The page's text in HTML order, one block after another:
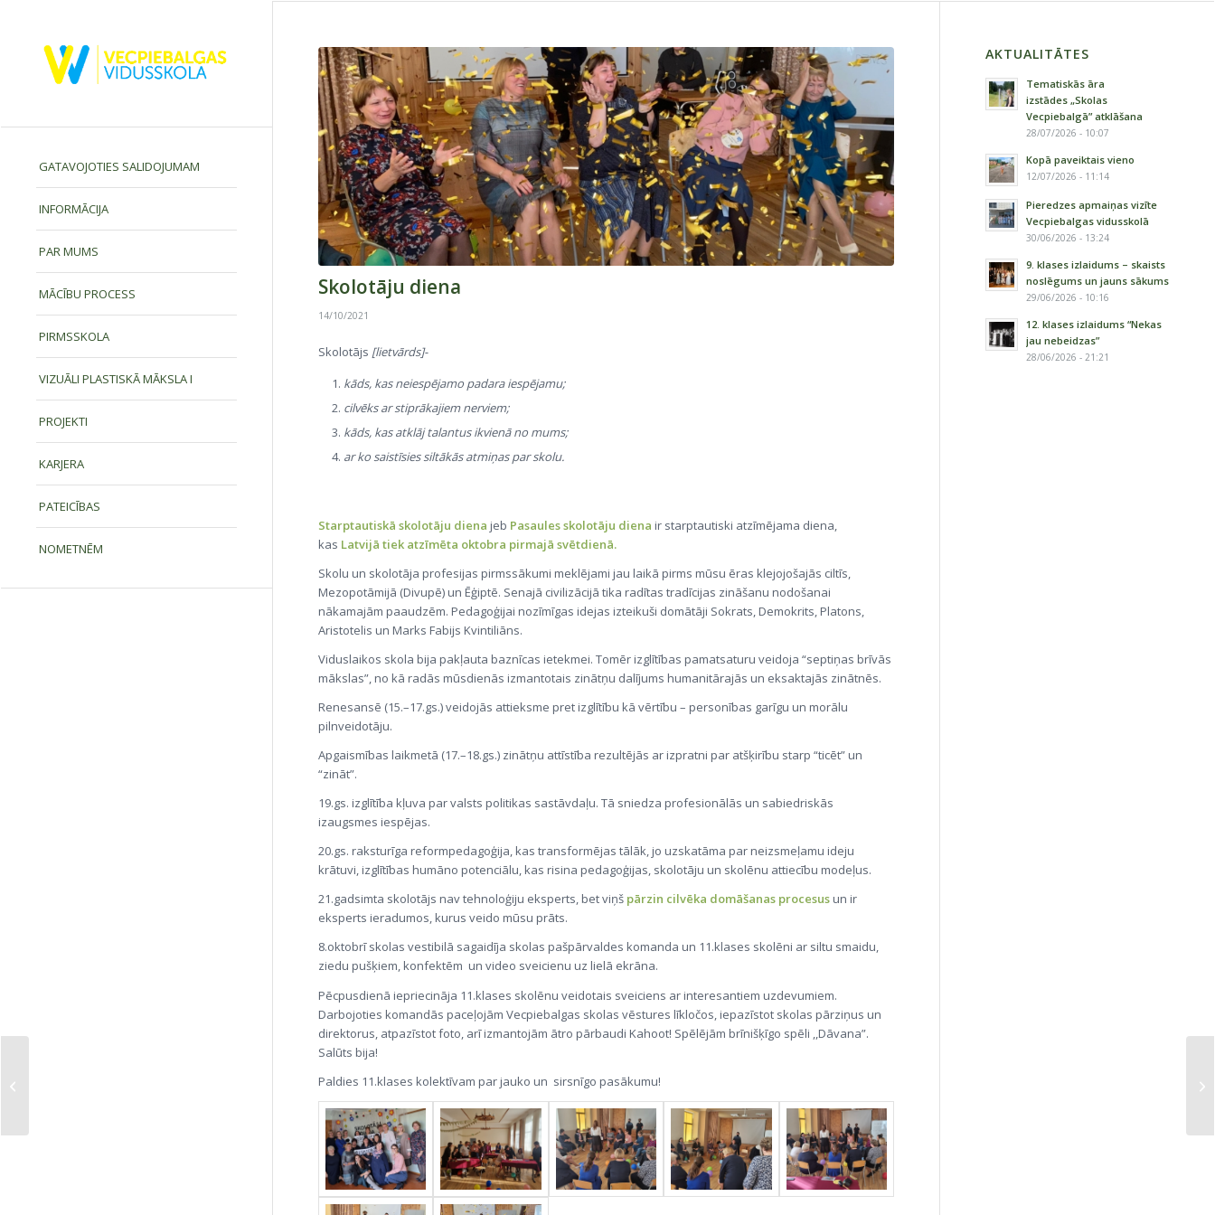
GATAVOJOTIES SALIDOJUMAM
INFORMĀCIJA
PAR MUMS
MĀCĪBU PROCESS
PIRMSSKOLA
VIZUĀLI PLASTISKĀ MĀKSLA I
PROJEKTI
KARJERA
PATEICĪBAS
NOMETNĒM
Skolotāju diena
14/10/2021
Skolotājs [lietvārds]-
kāds, kas neiespējamo padara iespējamu;
cilvēks ar stiprākajiem nerviem;
kāds, kas atklāj talantus ikvienā no mums;
ar ko saistīsies siltākās atmiņas par skolu.
Starptautiskā skolotāju diena jeb Pasaules skolotāju diena ir starptautiski atzīmējama diena,
kas Latvijā tiek atzīmēta oktobra pirmajā svētdienā.
Skolu un skolotāja profesijas pirmssākumi meklējami jau laikā pirms mūsu ēras klejojošajās ciltīs,
Mezopotāmijā (Divupē) un Ēģiptē. Senajā civilizācijā tika radītas tradīcijas zināšanu nodošanai
nākamajām paaudzēm. Pedagoģijai nozīmīgas idejas izteikuši domātāji Sokrats, Demokrits, Platons,
Aristotelis un Marks Fabijs Kvintiliāns.
Viduslaikos skola bija pakļauta baznīcas ietekmei. Tomēr izglītības pamatsaturu veidoja “septiņas brīvās
mākslas”, no kā radās mūsdienās izmantotais zinātņu dalījums humanitārajās un eksaktajās zinātnēs.
Renesansē (15.–17.gs.) veidojās attieksme pret izglītību kā vērtību – personības garīgu un morālu
pilnveidotāju.
Apgaismības laikmetā (17.–18.gs.) zinātņu attīstība rezultējās ar izpratni par atšķirību starp “ticēt” un
“zināt”.
19.gs. izglītība kļuva par valsts politikas sastāvdaļu. Tā sniedza profesionālās un sabiedriskās
izaugsmes iespējas.
20.gs. raksturīga reformpedagoģija, kas transformējas tālāk, jo uzskatāma par neizsmeļamu ideju
krātuvi, izglītības humāno potenciālu, kas risina pedagoģijas, skolotāju un skolēnu attiecību modeļus.
21.gadsimta skolotājs nav tehnoloģiju eksperts, bet viņš pārzin cilvēka domāšanas procesusun ir
eksperts ieradumos, kurus veido mūsu prāts.
8.oktobrī skolas vestibilā sagaidīja skolas pašpārvaldes komanda un 11.klases skolēni ar siltu smaidu,
ziedu pušķiem, konfektēm un video sveicienu uz lielā ekrāna.
Pēcpusdienā iepriecināja 11.klases skolēnu veidotais sveiciens ar interesantiem uzdevumiem.
Darbojoties komandās paceļojām Vecpiebalgas skolas vēstures līkločos, iepazīstot skolas pārziņus un
direktorus, atpazīstot foto, arī izmantojām ātro pārbaudi Kahoot! Spēlējām brīnišķīgo spēli ,,Dāvana”.
Salūts bija!
Paldies 11.klases kolektīvam par jauko un sirsnīgo pasākumu!
AKTUALITĀTES
Tematiskās āra
izstādes „Skolas
Vecpiebalgā” atklāšana
28/07/2026 - 10:07
Kopā paveiktais vieno
12/07/2026 - 11:14
Pieredzes apmaiņas vizīte
Vecpiebalgas vidusskolā
30/06/2026 - 13:24
9. klases izlaidums – skaists
noslēgums un jauns sākums
29/06/2026 - 10:16
12. klases izlaidums “Nekas
jau nebeidzas”
28/06/2026 - 21:21